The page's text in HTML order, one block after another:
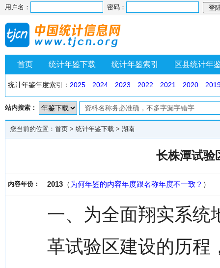
用户名： 密码：
首页 统计年鉴下载 统计年鉴索引 区县统计年
统计年鉴年度索引： 2025 2024 2023 2022 2021 2020
站内搜索：
您当前的位置： 首页 > 统计年鉴下载 > 湖南
长株潭试验
内容年份： 2013 （为何年鉴的内容年度跟名称年度不一致？ ）
一、为全面翔实系统
革试验区建设的历程